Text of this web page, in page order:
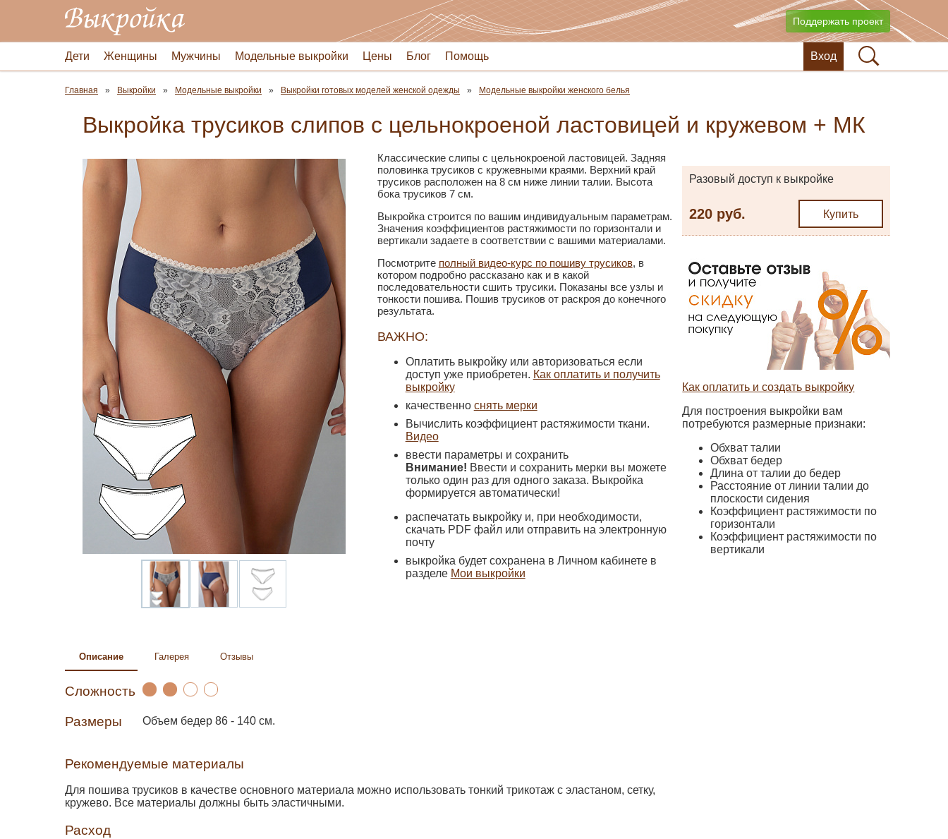
Поддержать проект
Дети Женщины Мужчины Модельные выкройки Цены Блог Помощь Вход
Главная Выкройки Модельные выкройки Выкройки готовых моделей женской одежды Модельные выкройки женского белья
Выкройка трусиков слипов с цельнокроеной ластовицей и кружевом + МК
Классические слипы с цельнокроеной ластовицей. Задняя
половинка трусиков с кружевными краями. Верхний край
трусиков расположен на 8 см ниже линии талии. Высота
бока трусиков 7 см.
Выкройка строится по вашим индивидуальным параметрам.
Значения коэффициентов растяжимости по горизонтали и
вертикали задаете в соответствии с вашими материалами.
Посмотрите полный видео-курс по пошиву трусиков, в
котором подробно рассказано как и в какой
последовательности сшить трусики. Показаны все узлы и
тонкости пошива. Пошив трусиков от раскроя до конечного
результата.
ВАЖНО:
Оплатить выкройку или авторизоваться если
доступ уже приобретен. Как оплатить и получить
выкройку
качественно снять мерки
Вычислить коэффициент растяжимости ткани.
Видео
ввести параметры и сохранить
Внимание! Ввести и сохранить мерки вы можете
только один раз для одного заказа. Выкройка
формируется автоматически!
распечатать выкройку и, при необходимости,
скачать PDF файл или отправить на электронную
почту
выкройка будет сохранена в Личном кабинете в
разделе Мои выкройки
Разовый доступ к выкройке
220 руб. Купить
Как оплатить и создать выкройку
Для построения выкройки вам
потребуются размерные признаки:
Обхват талии
Обхват бедер
Длина от талии до бедер
Расстояние от линии талии до
плоскости сидения
Коэффициент растяжимости по
горизонтали
Коэффициент растяжимости по
вертикали
Описание Галерея Отзывы
Сложность
Размеры Объем бедер 86 - 140 см.
Рекомендуемые материалы
Для пошива трусиков в качестве основного материала можно использовать тонкий трикотаж с эластаном, сетку,
кружево. Все материалы должны быть эластичными.
Расход